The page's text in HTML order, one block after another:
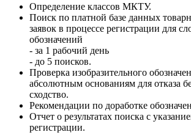
Определение классов МКТУ.
Поиск по платной базе данных
заявок в процессе регистрации для
обозначений
- за 1 рабочий день
- до 5 поисков.
Проверка изобразительного
абсолютным основаниям для отказа
сходство.
Рекомендации по доработке
Отчет о результатах поиска с
регистрации.